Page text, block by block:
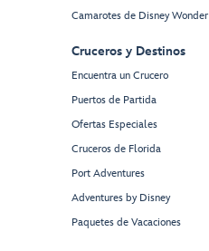
Camarotes de Disney Wonder
Cruceros y Destinos
Encuentra un Crucero
Puertos de Partida
Ofertas Especiales
Cruceros de Florida
Port Adventures
Adventures by Disney
Paquetes de Vacaciones